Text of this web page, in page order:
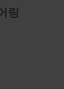
링